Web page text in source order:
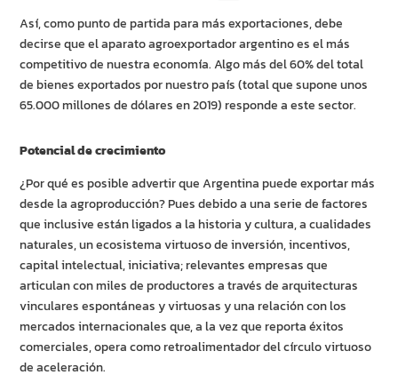
Así, como punto de partida para más exportaciones, debe
decirse que el aparato agroexportador argentino es el más
competitivo de nuestra economía. Algo más del 60% del total
de bienes exportados por nuestro país (total que supone unos
65.000 millones de dólares en 2019) responde a este sector.
Potencial de crecimiento
¿Por qué es posible advertir que Argentina puede exportar más
desde la agroproducción? Pues debido a una serie de factores
que inclusive están ligados a la historia y cultura, a cualidades
naturales, un ecosistema virtuoso de inversión, incentivos,
capital intelectual, iniciativa; relevantes empresas que
articulan con miles de productores a través de arquitecturas
vinculares espontáneas y virtuosas y una relación con los
mercados internacionales que, a la vez que reporta éxitos
comerciales, opera como retroalimentador del círculo virtuoso
de aceleración.